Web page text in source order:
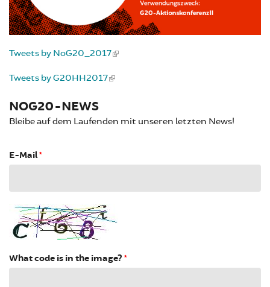
Tweets by NoG20_2017
Tweets by G20HH2017
NOG20-NEWS
Bleibe auf dem Laufenden mit unseren letzten News!
E-Mail*
What code is in the image? *